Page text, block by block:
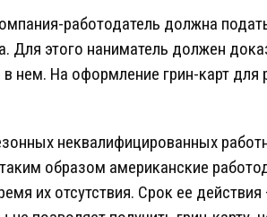
работодатель должна
Для этого наниматель должен
нем. На оформление грин-карт для
неквалифицированных
образом американские
их отсутствия. Срок ее